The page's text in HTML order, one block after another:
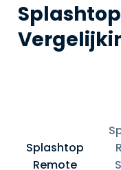
Splashtop
Remote